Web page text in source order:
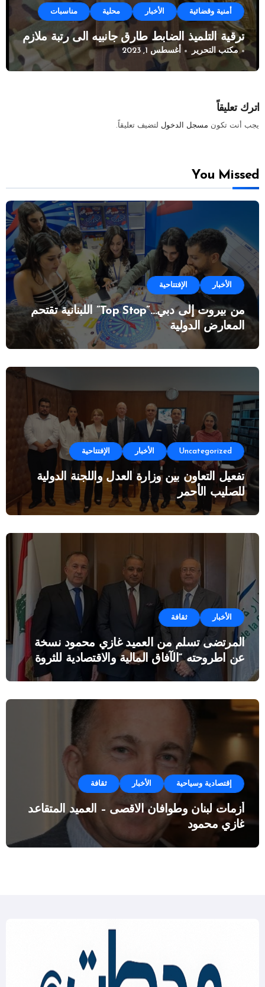
أمنية وقضائية الأخبار محلية مناسبات
ترقية التلميذ الضابط طارق جانبيه الى رتبة ملازم
مكتب التحرير أغسطس 1, 2023
اترك تعليقاً
يجب أنت تكون مسجل الدخول لتضيف تعليقاً.
You Missed
الأخبار الإفتتاحية
من بيروت إلى دبي…”Top Stop” اللبنانية تقتحم
المعارض الدولية
Uncategorized الأخبار الإفتتاحية
تفعيل التعاون بين وزارة العدل واللجنة الدولية
للصليب الأحمر
الأخبار ثقافة
المرتضى تسلم من العميد غازي محمود نسخة
عن اطروحته “الآفاق المالية والاقتصادية للثروة
إقتصادية وسياحية الأخبار ثقافة
أزمات لبنان وطوافان الاقصى – العميد المتقاعد
غازي محمود